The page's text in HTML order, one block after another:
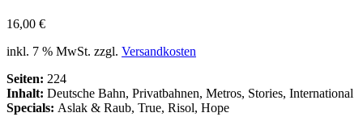
16,00 €
inkl. 7 % MwSt. zzgl. Versandkosten
Seiten: 224
Inhalt: Deutsche Bahn, Privatbahnen, Metros, Stories, International
Specials: Aslak & Raub, True, Risol, Hope